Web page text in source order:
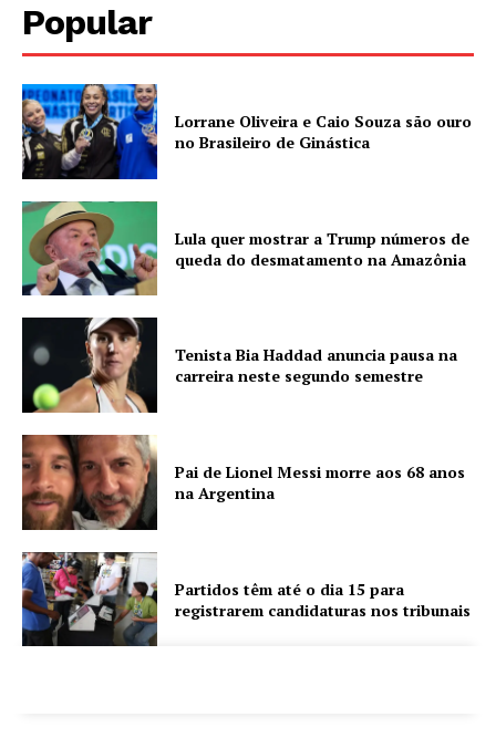
Popular
Lorrane Oliveira e Caio Souza são ouro
no Brasileiro de Ginástica
Lula quer mostrar a Trump números de
queda do desmatamento na Amazônia
Tenista Bia Haddad anuncia pausa na
carreira neste segundo semestre
Pai de Lionel Messi morre aos 68 anos
na Argentina
Partidos têm até o dia 15 para
registrarem candidaturas nos tribunais